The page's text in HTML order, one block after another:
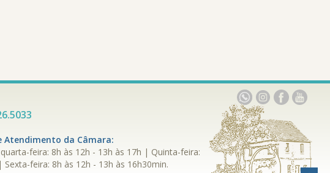
Atendimento da Câmara:
feira: 8h às 12h - 13h às 17h | Quinta-feira:
Sexta-feira: 8h às 12h - 13h às 16h30min.
Link
para
o
youtube
Link
para
o
facebook
Link
para
o
instagram
Link
para
o
whatsapp